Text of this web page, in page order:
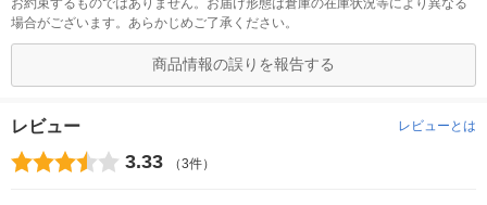
お約束するものではありません。お届け形態は倉庫の在庫状況等により異なる
場合がございます。あらかじめご了承ください。
商品情報の誤りを報告する
レビュー レビューとは
3.33 （3件）